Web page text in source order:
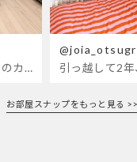
明るいブルーのカーテンで、部屋全体が明るく。白を基調とした部屋にぴったりです。
お部屋スナップをもっと見る >>